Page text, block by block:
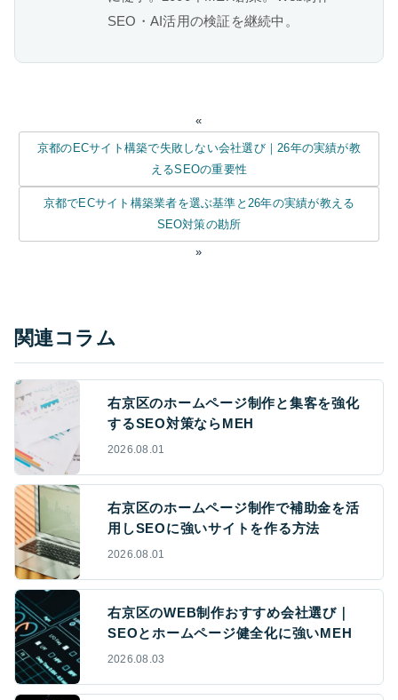
SEO・AI活用の検証を継続中。
«
京都のECサイト構築で失敗しない会社選び｜26年の実績が教
えるSEOの重要性
京都でECサイト構築業者を選ぶ基準と26年の実績が教える
SEO対策の勘所
»
関連コラム
右京区のホームページ制作と集客を強化
するSEO対策ならMEH
2026.08.01
右京区のホームページ制作で補助金を活
用しSEOに強いサイトを作る方法
2026.08.01
右京区のWEB制作おすすめ会社選び｜
SEOとホームページ健全化に強いMEH
2026.08.03